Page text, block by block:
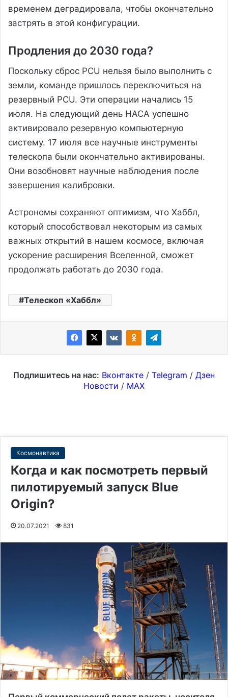
временем деградировала, чтобы окончательно
застрять в этой конфигурации.
Продления до 2030 года?
Поскольку сброс PCU нельзя было выполнить с
земли, команде пришлось переключиться на
резервный PCU. Эти операции начались 15
июля. На следующий день НАСА успешно
активировало резервную компьютерную
систему. 17 июля все научные инструменты
телескопа были окончательно активированы.
Они возобновят научные наблюдения после
завершения калибровки.
Астрономы сохраняют оптимизм, что Хаббл,
который способствовал некоторым из самых
важных открытий в нашем космосе, включая
ускорение расширения Вселенной, сможет
продолжать работать до 2030 года.
Телескоп «Хаббл»
Подпишитесь на нас: Вконтакте / Telegram / Дзен
Новости / MAX